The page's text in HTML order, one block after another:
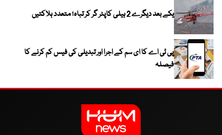
یکے بعد دیگرے 2 ہیلی کاپٹر گر کر تباہ؛ متعدد ہلاکتیں
پی ٹی اے کا ای سم کے اجرا اور تبدیلی کی فیس کم کرنے کا
فیصلہ